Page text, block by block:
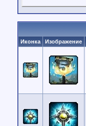
Иконка Изображение